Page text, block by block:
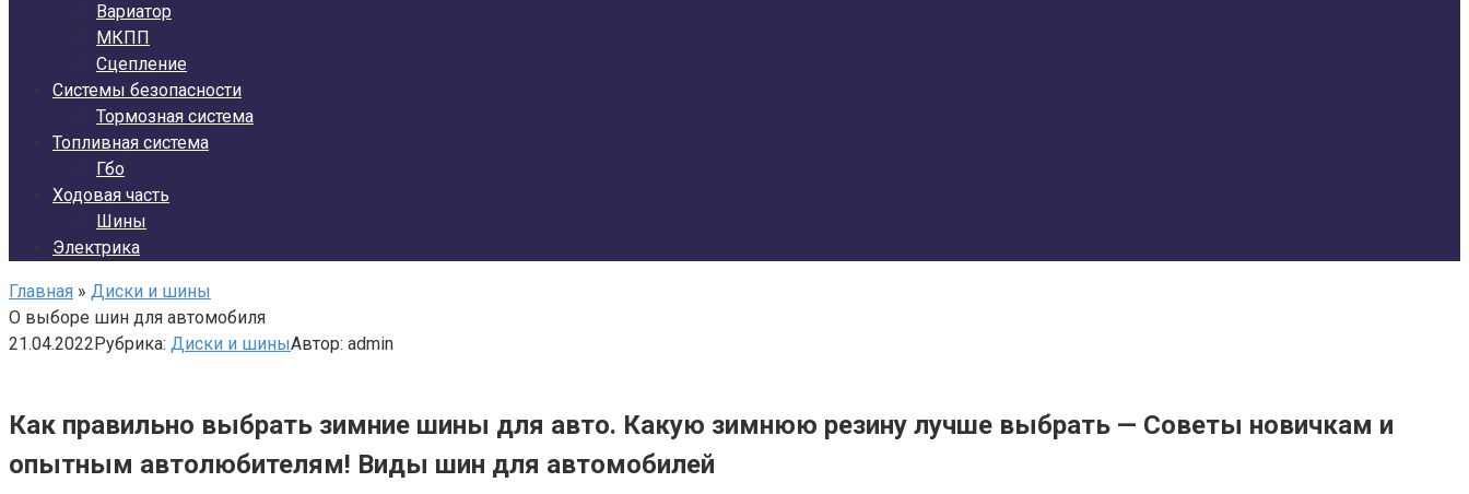
Вариатор
МКПП
Сцепление
Системы безопасности
Тормозная система
Топливная система
Гбо
Ходовая часть
Шины
Электрика
Главная » Диски и шины
О выборе шин для автомобиля
21.04.2022Рубрика: Диски и шиныАвтор: admin
Как правильно выбрать зимние шины для авто. Какую зимнюю резину лучше выбрать — Советы новичкам и
опытным автолюбителям! Виды шин для автомобилей